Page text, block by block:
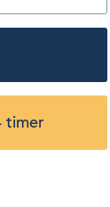
timer